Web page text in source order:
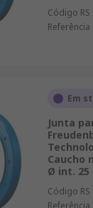
Código RS
Em
Junta
Caucho
Ø int. 25
Código RS